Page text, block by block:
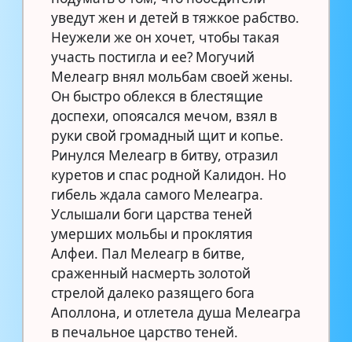
уведут жен и детей в тяжкое рабство.
Неужели же он хочет, чтобы такая
участь постигла и ее? Могучий
Мелеагр внял мольбам своей жены.
Он быстро облекся в блестящие
доспехи, опоясался мечом, взял в
руки свой громадный щит и копье.
Ринулся Мелеагр в битву, отразил
куретов и спас родной Калидон. Но
гибель ждала самого Мелеагра.
Услышали боги царства теней
умерших мольбы и проклятия
Алфеи. Пал Мелеагр в битве,
сраженный насмерть золотой
стрелой далеко разящего бога
Аполлона, и отлетела душа Мелеагра
в печальное царство теней.